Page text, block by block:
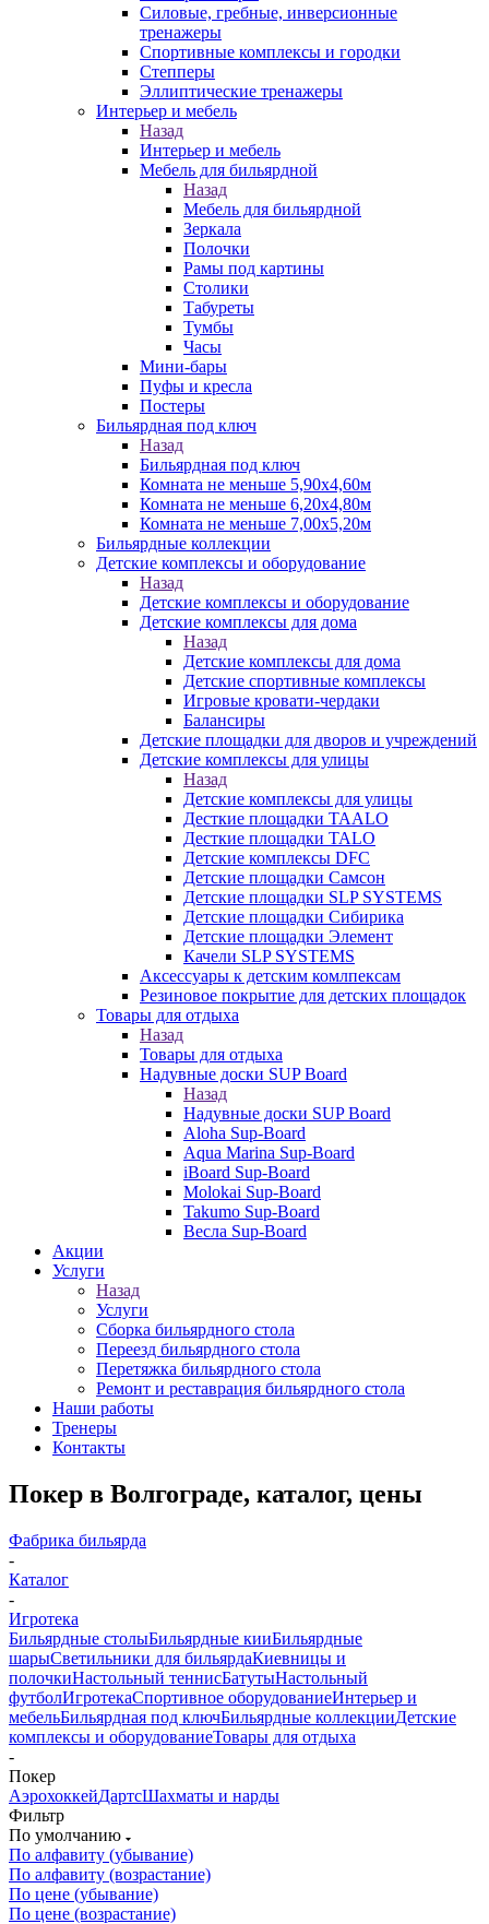
Силовые, гребные, инверсионные
тренажеры
Спортивные комплексы и городки
Степперы
Эллиптические тренажеры
Интерьер и мебель
Назад
Интерьер и мебель
Мебель для бильярдной
Назад
Мебель для бильярдной
Зеркала
Полочки
Рамы под картины
Столики
Табуреты
Тумбы
Часы
Мини-бары
Пуфы и кресла
Постеры
Бильярдная под ключ
Назад
Бильярдная под ключ
Комната не меньше 5,90х4,60м
Комната не меньше 6,20х4,80м
Комната не меньше 7,00х5,20м
Бильярдные коллекции
Детские комплексы и оборудование
Назад
Детские комплексы и оборудование
Детские комплексы для дома
Назад
Детские комплексы для дома
Детские спортивные комплексы
Игровые кровати-чердаки
Балансиры
Детские площадки для дворов и учреждений
Детские комплексы для улицы
Назад
Детские комплексы для улицы
Десткие площадки TAALO
Десткие площадки TALO
Детские комплексы DFC
Детские площадки Самсон
Детские площадки SLP SYSTEMS
Детские площадки Сибирика
Детские площадки Элемент
Качели SLP SYSTEMS
Аксессуары к детским комлпексам
Резиновое покрытие для детских площадок
Товары для отдыха
Назад
Товары для отдыха
Надувные доски SUP Board
Назад
Надувные доски SUP Board
Aloha Sup-Board
Aqua Marina Sup-Board
iBoard Sup-Board
Molokai Sup-Board
Takumo Sup-Board
Весла Sup-Board
Акции
Услуги
Назад
Услуги
Сборка бильярдного стола
Переезд бильярдного стола
Перетяжка бильярдного стола
Ремонт и реставрация бильярдного стола
Наши работы
Тренеры
Контакты
Покер в Волгограде, каталог, цены
Фабрика бильярда
-
Каталог
-
Игротека
Бильярдные столыБильярдные кииБильярдные
шарыСветильники для бильярдаКиевницы и
полочкиНастольный теннисБатутыНастольный
футболИгротекаСпортивное оборудованиеИнтерьер и
мебельБильярдная под ключБильярдные коллекцииДетские
комплексы и оборудованиеТовары для отдыха
-
Покер
АэрохоккейДартсШахматы и нарды
Фильтр
По умолчанию
По алфавиту (убывание)
По алфавиту (возрастание)
По цене (убывание)
По цене (возрастание)